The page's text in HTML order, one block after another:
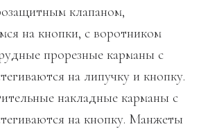
клапаном,
на кнопки, с воротником
прорезные карманы с
на липучку и кнопку.
накладные карманы с
на кнопку. Манжеты